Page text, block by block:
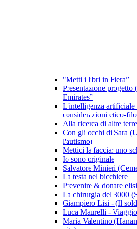
"Metti i libri in Fiera”
Presentazione
Emirates”
L'intelligenza artificiale
considerazioni etico-
Alla ricerca di altre
Con gli occhi di Sara
l'autismo)
Mettici la faccia: uno
Io sono originale
Salvatore Minieri
La testa nel bicchiere
Prevenire & donare
La chirurgia del 3000
Giampiero Lisi - (Il
Luca Maurelli -
Maria Valentino